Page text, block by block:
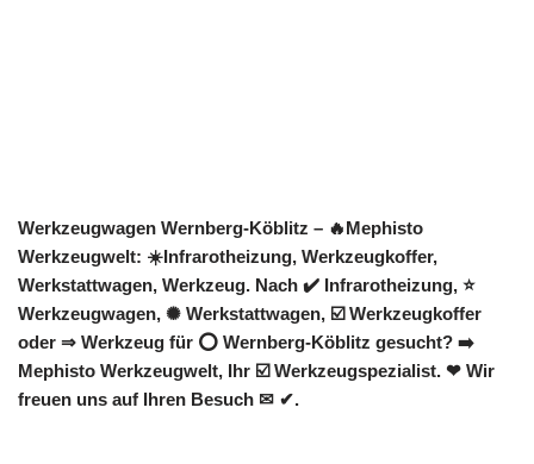
Werkzeugwagen Wernberg-Köblitz – 🔥Mephisto
Werkzeugwelt: ☀️Infrarotheizung, Werkzeugkoffer,
Werkstattwagen, Werkzeug. Nach ✔️ Infrarotheizung, ⭐
Werkzeugwagen, ✺ Werkstattwagen, ☑️ Werkzeugkoffer
oder ⇒ Werkzeug für ⭕ Wernberg-Köblitz gesucht? ➡️
Mephisto Werkzeugwelt, Ihr ☑️ Werkzeugspezialist. ❤ Wir
freuen uns auf Ihren Besuch ✉ ✔.